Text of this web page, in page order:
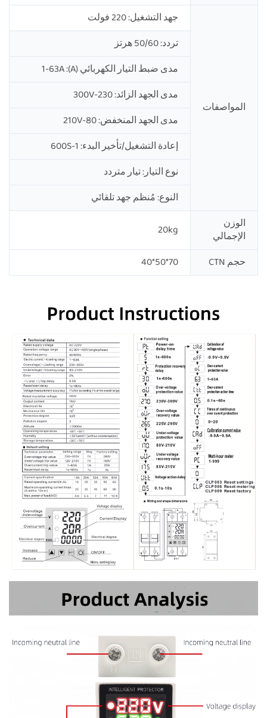
المواصفات
جهد التشغيل: 220 فولت
تردد: 50/60 هرتز
مدى ضبط التيار الكهربائي (A): 1-63A
مدى الجهد الزائد: 230-300V
مدى الجهد المنخفض: 80-210V
إعادة التشغيل/تأخير البدء: 1-600S
نوع التيار: تيار متردد
النوع: مُنظم جهد تلقائي
الوزن
الإجمالي
20kg
حجم CTN 70*50*40